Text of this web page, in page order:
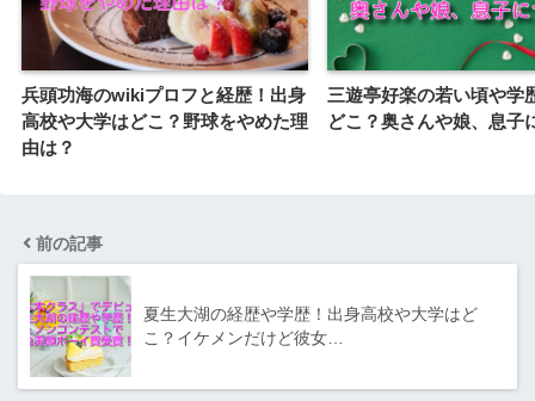
兵頭功海のwikiプロフと経歴！出身
高校や大学はどこ？野球をやめた理
由は？
三遊亭好楽の若い頃や学
どこ？奥さんや娘、息子
前の記事
夏生大湖の経歴や学歴！出身高校や大学はど
こ？イケメンだけど彼女…